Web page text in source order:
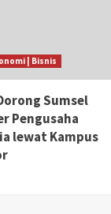
| Bisnis
Sumsel
Pengusaha
lewat Kampus